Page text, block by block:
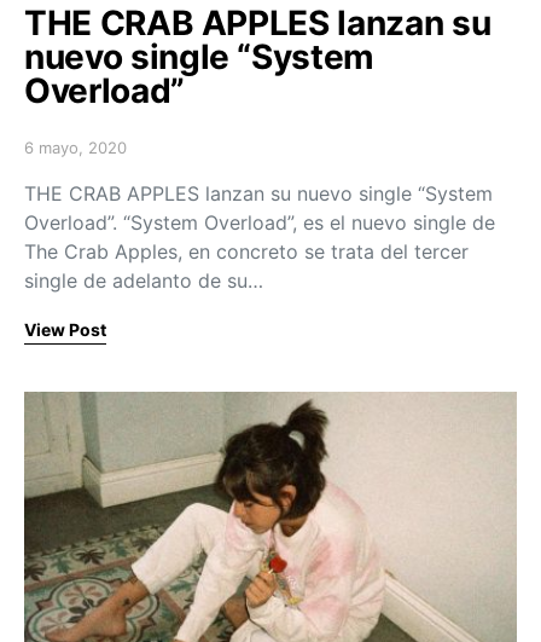
THE CRAB APPLES lanzan su
nuevo single “System
Overload”
Posted on
6 mayo, 2020
THE CRAB APPLES lanzan su nuevo single “System
Overload”. “System Overload”, es el nuevo single de
The Crab Apples, en concreto se trata del tercer
single de adelanto de su…
View Post